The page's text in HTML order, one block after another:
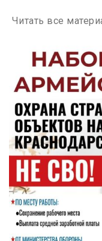
Читать все